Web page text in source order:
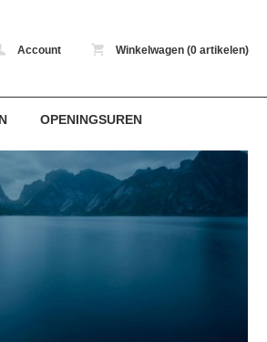
Account Winkelwagen (0 artikelen)
OPENINGSUREN